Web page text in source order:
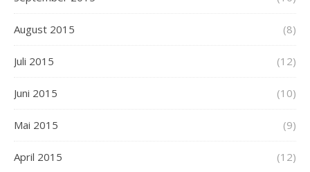
August 2015 (8)
Juli 2015 (12)
Juni 2015 (10)
Mai 2015 (9)
April 2015 (12)